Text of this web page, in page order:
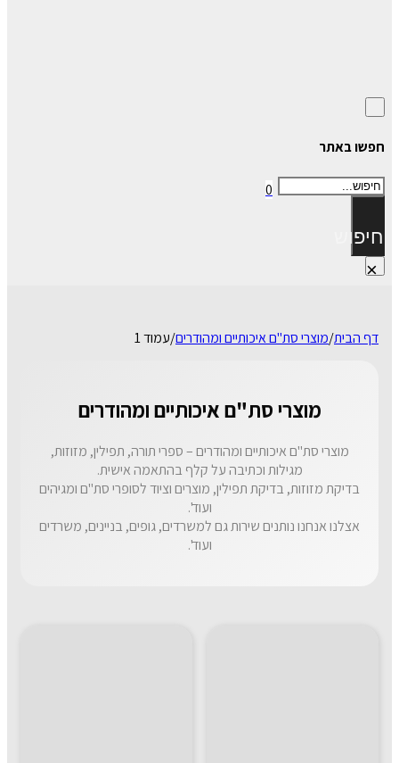
חפשו באתר
חיפוש
חיפוש
×
0
דף הבית/מוצרי סת"ם איכותיים ומהודרים/עמוד 1
מוצרי סת"ם איכותיים ומהודרים
מוצרי סת"ם איכותיים ומהודרים – ספרי תורה, תפילין, מזוזות,
מגילות וכתיבה על קלף בהתאמה אישית.
בדיקת מזוזות, בדיקת תפילין, מוצרים וציוד לסופרי סת"ם ומגיהים
ועוד'.
אצלנו אנחנו נותנים שירות גם למשרדים, גופים, בניינים, משרדים
ועוד'.